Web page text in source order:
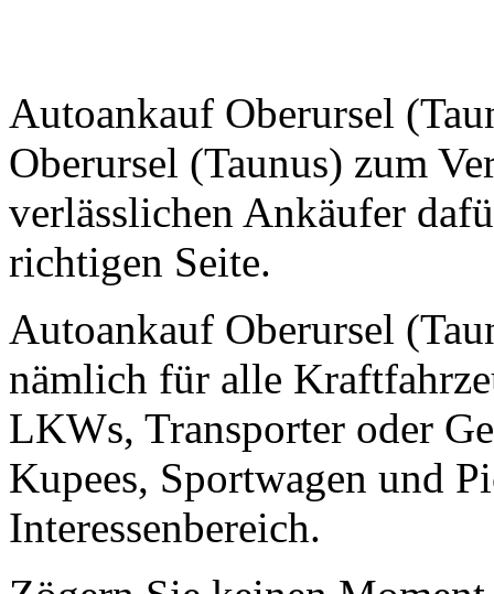
Autoankauf Oberursel
Oberursel (Taunus) zum
verlässlichen Ankäufer
richtigen Seite.
Autoankauf Oberursel
nämlich für alle
LKWs, Transporter oder
Kupees, Sportwagen und
Interessenbereich.